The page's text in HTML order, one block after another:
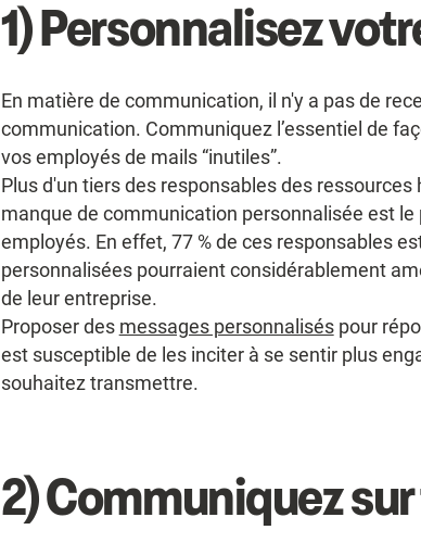
1) Personnalisez
En matière de communication, il n'y a pas de
communication. Communiquez l’essentiel de
vos employés de mails “inutiles”.
Plus d'un tiers des responsables des
manque de communication personnalisée est
employés. En effet, 77 % de ces responsables
personnalisées pourraient considérablement
de leur entreprise.
Proposer des messages personnaliséspour
est susceptible de les inciter à se sentir plus
souhaitez transmettre.
2) Communiquez